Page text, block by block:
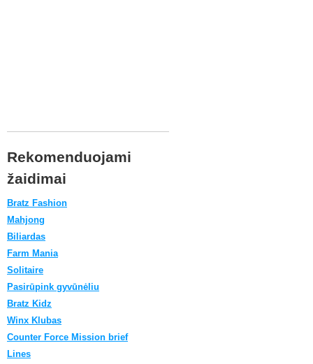
Rekomenduojami
žaidimai
Bratz Fashion
Mahjong
Biliardas
Farm Mania
Solitaire
Pasirūpink gyvūnėliu
Bratz Kidz
Winx Klubas
Counter Force Mission brief
Lines